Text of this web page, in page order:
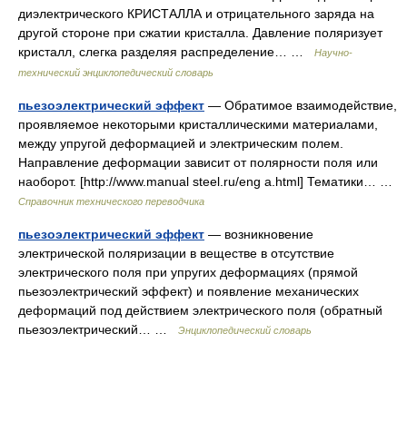
диэлектрического КРИСТАЛЛА и отрицательного заряда на
другой стороне при сжатии кристалла. Давление поляризует
кристалл, слегка разделяя распределение… …
Научно-
технический энциклопедический словарь
пьезоэлектрический эффект — Обратимое взаимодействие,
проявляемое некоторыми кристаллическими материалами,
между упругой деформацией и электрическим полем.
Направление деформации зависит от полярности поля или
наоборот. [http://www.manual steel.ru/eng a.html] Тематики… …
Справочник технического переводчика
пьезоэлектрический эффект — возникновение
электрической поляризации в веществе в отсутствие
электрического поля при упругих деформациях (прямой
пьезоэлектрический эффект) и появление механических
деформаций под действием электрического поля (обратный
пьезоэлектрический… …
Энциклопедический словарь